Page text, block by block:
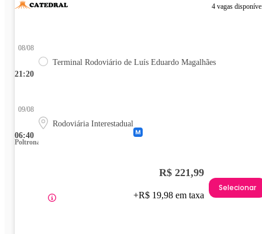
4 vagas
21:20
08/08
Terminal Rodoviário de Luís Eduardo Magalhães
06:40
09/08
Rodoviária Interestadual
Poltrona
R$ 221,99
+R$ 19,98 em taxa
Selecionar